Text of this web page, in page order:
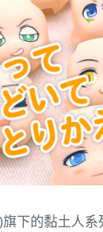
旗下的黏土人